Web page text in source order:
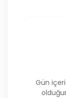
Gün